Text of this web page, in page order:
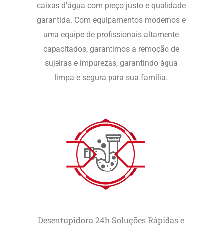
caixas d'água com preço justo e qualidade
garantida. Com equipamentos modernos e
uma equipe de profissionais altamente
capacitados, garantimos a remoção de
sujeiras e impurezas, garantindo água
limpa e segura para sua família.
Desentupidora 24h Soluções Rápidas e